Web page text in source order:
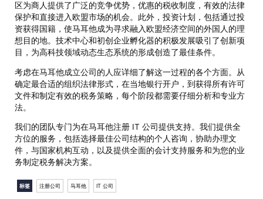
区为商人提供了广泛的竞争优势，优惠的税收制度，有效的法律
保护和直接进入欧盟市场的机会。此外，投资计划，包括通过投
资获得国籍，使马耳他成为寻求融入欧盟经济空间的外国人的理
想目的地。技术中心和初创企业孵化器的积极发展吸引了创新项
目，为高科技领域动态生态系统的形成创造了最佳条件。
考虑在马耳他成立公司的人应详细了解这一过程的各个方面。从
确定最合适的组织法律形式，在当地银行开户，到获得所有许可
文件和制定有效的税务策略，每个阶段都需要仔细分析和专业方
法。
我们的团队专门为在马耳他注册 IT 公司提供支持。我们提供全
方位的服务，包括选择最佳公司结构的个人咨询，协助办理文
件，与国家机构互动，以及提供全面的会计支持服务和为您的业
务制定税务解决方案。
标签 注册公司 马耳他 IT 公司